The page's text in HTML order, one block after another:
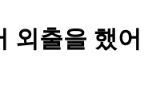
외출을 했어